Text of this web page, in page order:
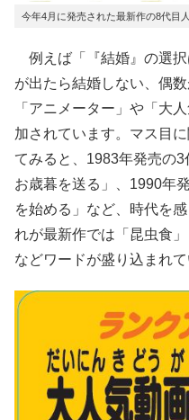
今年4月に発売された最新作の8代目
例えば「『結婚』の選
が出たら結婚しない、偶
「アニメーター」や「大
加されています。マス目
てみると、1983年発売の
お歳暮を送る」、1990年
を始める」など、時代を
れが最新作では「昆虫食
などワードが盛り込まれて